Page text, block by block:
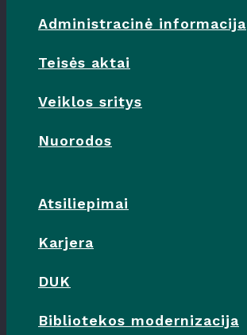
Administracinė informacija
Teisės aktai
Veiklos sritys
Nuorodos
Atsiliepimai
Karjera
DUK
Bibliotekos modernizacija